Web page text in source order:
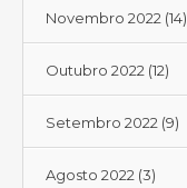
Novembro 2022 (14)
Outubro 2022 (12)
Setembro 2022 (9)
Agosto 2022 (3)